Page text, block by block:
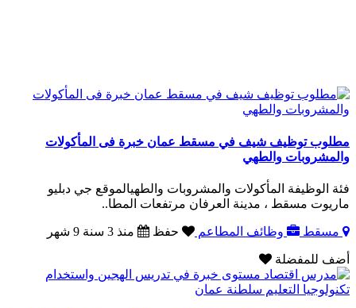
مطلوب توظيف شيف في مسقط عمان خبرة فى المأكولات
والمشروبات والطهي
فئة الوظيفة المأكولات والمشروبات والطهيالموقع جي دبليو
ماريوت مسقط ، مدينة العرفان مرتفعات المطا..
مسقط وظائف المطاعم حفظ منذ 3 سنة 9 شهر
أضف للمفضلة